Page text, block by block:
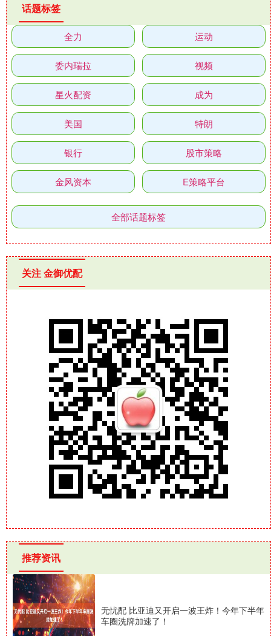
话题标签
全力 运动
委内瑞拉 视频
星火配资 成为
美国 特朗
银行 股市策略
金风资本 E策略平台
全部话题标签
关注 金御优配
推荐资讯
无忧配 比亚迪又开启一波王炸！今年下半年
车圈洗牌加速了！